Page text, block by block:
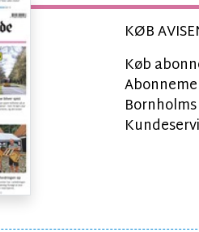
KØB
Køb